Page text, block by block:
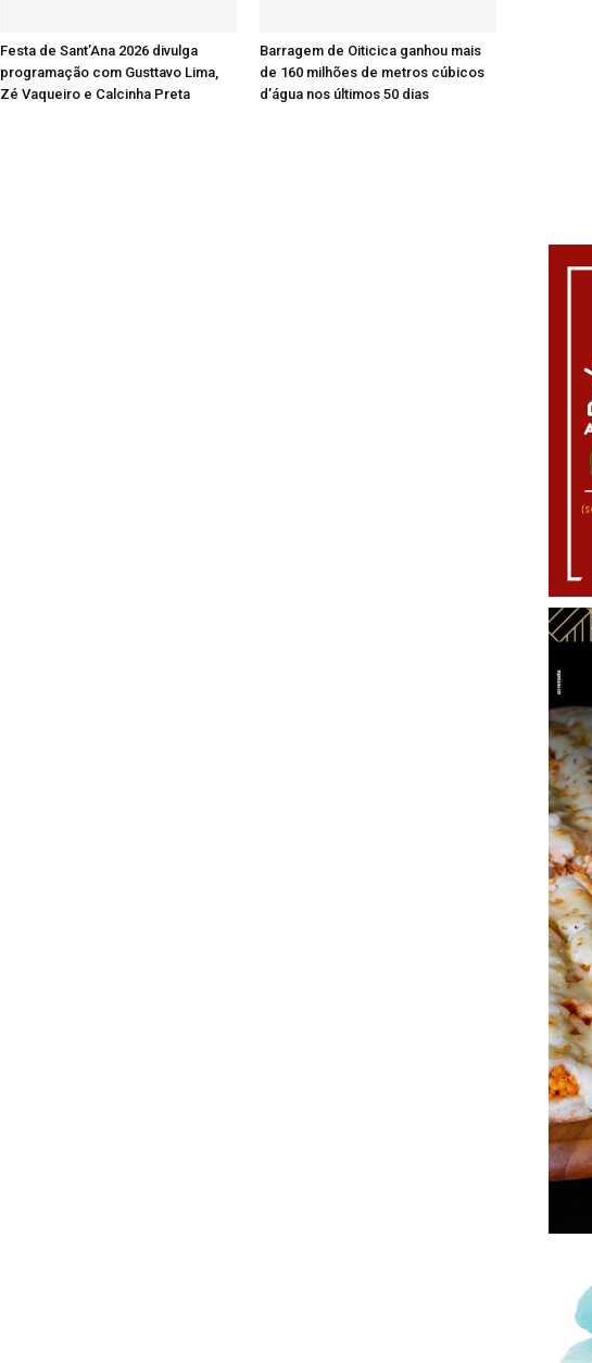
Festa de Sant’Ana 2026 divulga
programação com Gusttavo Lima,
Zé Vaqueiro e Calcinha Preta
Barragem de Oiticica ganhou mais
de 160 milhões de metros cúbicos
d’água nos últimos 50 dias